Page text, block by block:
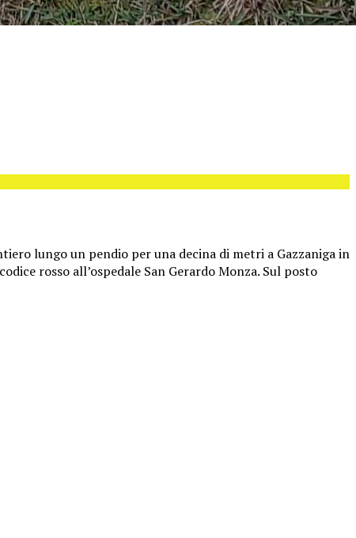
lungo un pendio per una decina di metri a Gazzaniga in
rosso all’ospedale San Gerardo Monza. Sul posto